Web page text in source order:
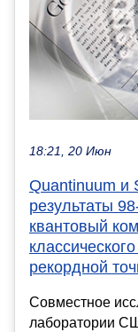
18:21, 20 Июн
Quantinuum и
результаты
квантовый
рекордной
Совместное
лаборатории